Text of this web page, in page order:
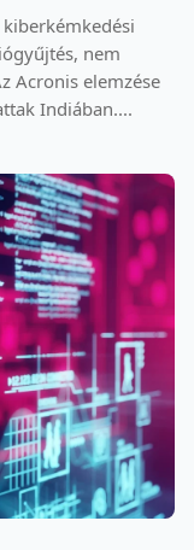
nem
Acronis elemzése
Indiában....